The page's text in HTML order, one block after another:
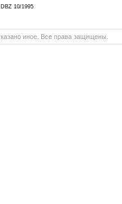
DBZ 10/1995
иное. Все права защищены.